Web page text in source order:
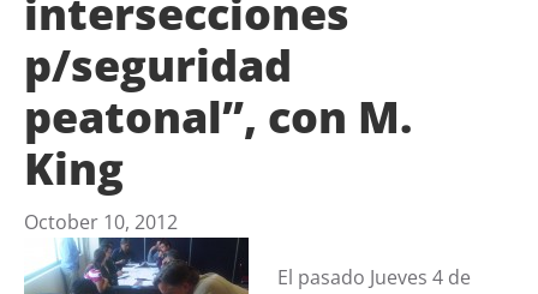
intersecciones
p/seguridad
peatonal”, con M.
King
October 10, 2012
El pasado Jueves 4 de